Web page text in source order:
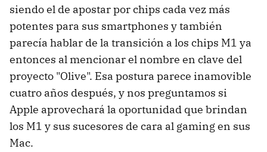
siendo el de apostar por chips cada vez más
potentes para sus smartphones y también
parecía hablar de la transición a los chips M1 ya
entonces al mencionar el nombre en clave del
proyecto "Olive". Esa postura parece inamovible
cuatro años después, y nos preguntamos si
Apple aprovechará la oportunidad que brindan
los M1 y sus sucesores de cara al gaming en sus
Mac.